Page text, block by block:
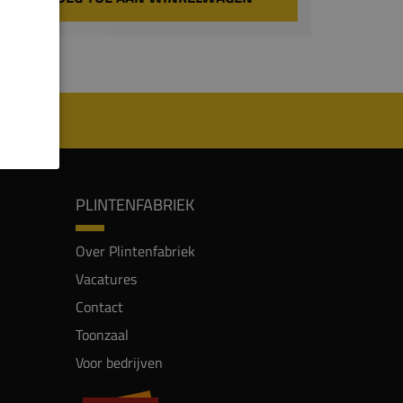
PLINTENFABRIEK
Over Plintenfabriek
Vacatures
Contact
Toonzaal
Voor bedrijven